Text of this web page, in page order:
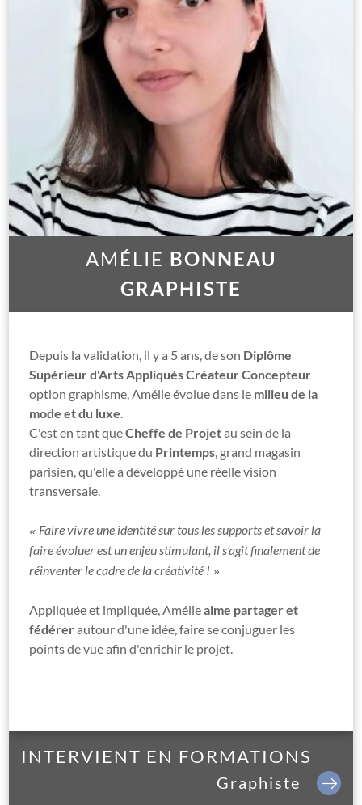
AMÉLIE BONNEAU
GRAPHISTE
Depuis la validation, il y a 5 ans, de son Diplôme
Supérieur d'Arts Appliqués Créateur Concepteur
option graphisme, Amélie évolue dans le milieu de la
mode et du luxe.
C'est en tant queCheffe de Projetau sein de la
direction artistique du Printemps, grand magasin
parisien, qu'elle a développé une réelle vision
transversale.
« Faire vivre une identité sur tous les supports et savoir la
faire évoluer est un enjeu stimulant, il s'agit finalement de
réinventer le cadre de la créativité ! »
Appliquée et impliquée, Amélieaime partager et
fédérerautour d'une idée, faire se conjuguer les
points de vue afin d'enrichir le projet.
INTERVIENT EN FORMATIONS
Graphiste